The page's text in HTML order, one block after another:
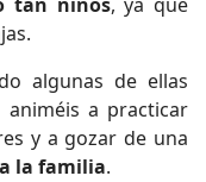
algunas de ellas
a practicar
y a gozar de una
la familia.